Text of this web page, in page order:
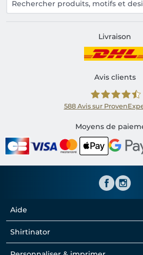
Livraison
Avis clients
Shirtinator
588 Avis sur
Moyens de
Aide
Shirtinator